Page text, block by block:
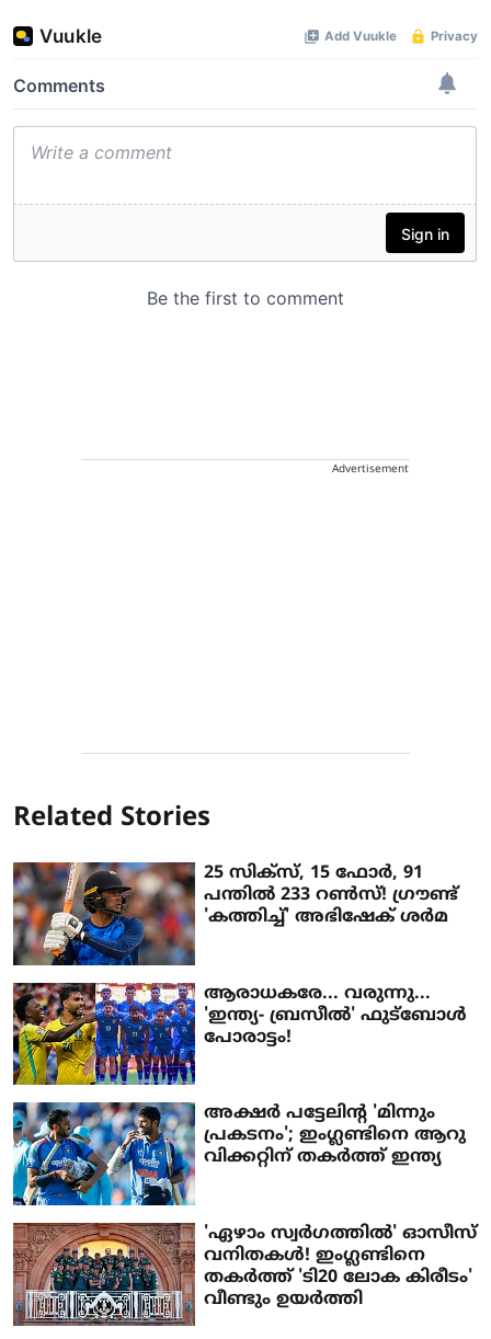
Advertisement
Related Stories
25 സിക്സ്, 15 ഫോർ, 91
പന്തിൽ 233 റൺസ്! ​ഗ്രൗണ്ട്
'കത്തിച്ച്' അഭിഷേക് ശർമ
ആരാധകരേ... വരുന്നു...
'ഇന്ത്യ- ബ്രസീൽ' ഫുട്ബോൾ
പോരാട്ടം!
അക്ഷർ പട്ടേലിന്റ 'മിന്നും
പ്രകടനം'; ഇംഗ്ലണ്ടിനെ ആറു
വിക്കറ്റിന് തകർത്ത് ഇന്ത്യ
'ഏഴാം സ്വർ​ഗത്തിൽ' ഓസീസ്
വനിതകൾ! ഇം​ഗ്ലണ്ടിനെ
തകർത്ത് 'ടി20 ലോക കിരീടം'
വീണ്ടും ഉയർത്തി